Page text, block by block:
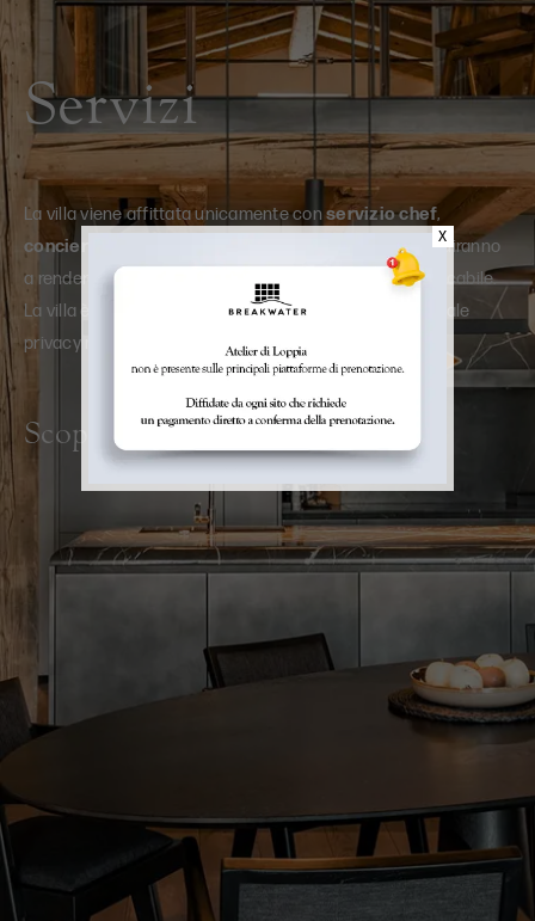
Servizi
La villa viene affittata unicamente con servizio chef,
concierge virtuale
, che contribuiranno
a rendere il soggiorno sul lago un’esperienza indimenticabile.
La villa è il luogo ideale per trascorrere del tempo in totale
privacy ma senza rinunciare a comfort di alto livello.
Scopri di più
X